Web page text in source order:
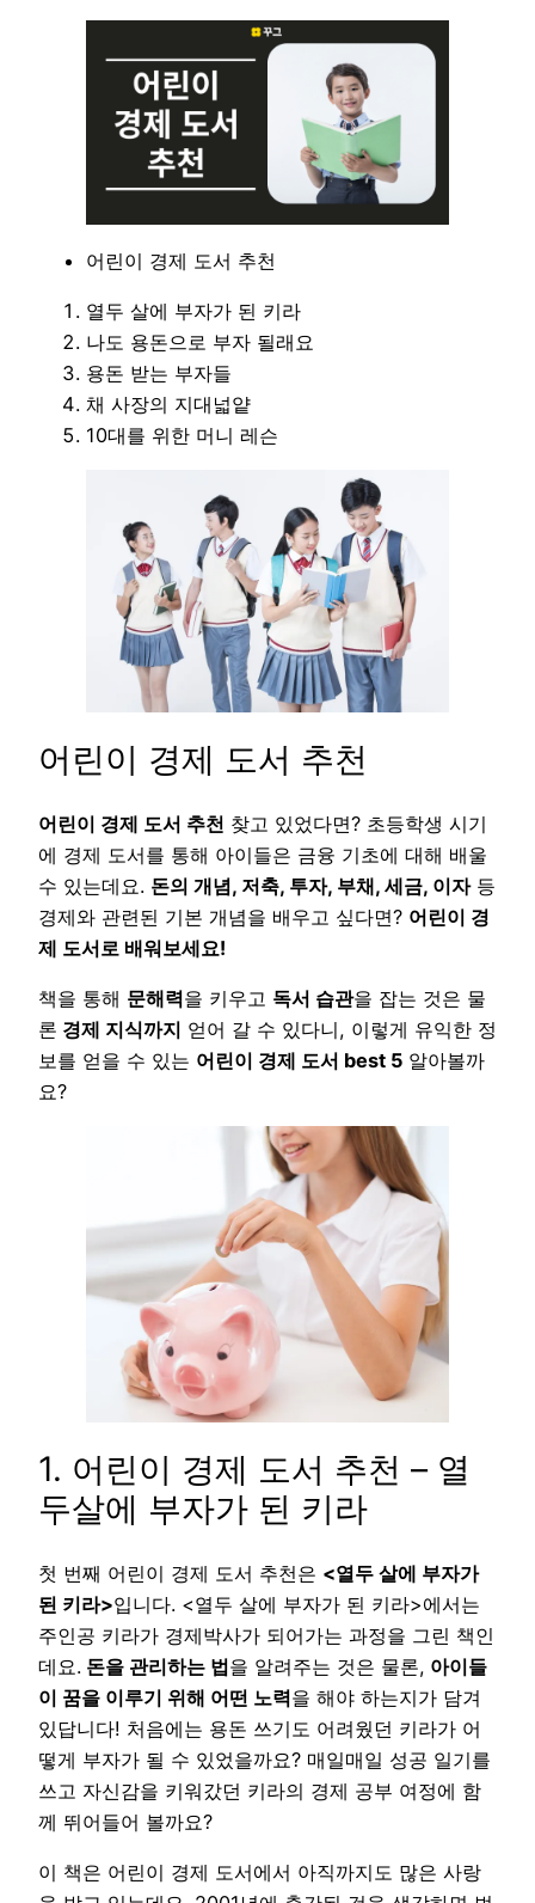
어린이 경제 도서 추천
열두 살에 부자가 된 키라
나도 용돈으로 부자 될래요
용돈 받는 부자들
채 사장의 지대넓얕
10대를 위한 머니 레슨
어린이 경제 도서 추천
어린이 경제 도서 추천 찾고 있었다면? 초등학생 시기
에 경제 도서를 통해 아이들은 금융 기초에 대해 배울
수 있는데요. 돈의 개념, 저축, 투자, 부채, 세금, 이자등
경제와 관련된 기본 개념을 배우고 싶다면? 어린이 경
제 도서로 배워보세요!
책을 통해 문해력을 키우고 독서 습관을 잡는 것은 물
론 경제 지식까지 얻어 갈 수 있다니, 이렇게 유익한 정
보를 얻을 수 있는 어린이 경제 도서 best 5 알아볼까
요?
1. 어린이 경제 도서 추천 – 열
두살에 부자가 된 키라
첫 번째 어린이 경제 도서 추천은 <열두 살에 부자가
된 키라>입니다. <열두 살에 부자가 된 키라>에서는
주인공 키라가 경제박사가 되어가는 과정을 그린 책인
데요. 돈을 관리하는 법을 알려주는 것은 물론, 아이들
이 꿈을 이루기 위해 어떤 노력을 해야 하는지가 담겨
있답니다! 처음에는 용돈 쓰기도 어려웠던 키라가 어
떻게 부자가 될 수 있었을까요? 매일매일 성공 일기를
쓰고 자신감을 키워갔던 키라의 경제 공부 여정에 함
께 뛰어들어 볼까요?
이 책은 어린이 경제 도서에서 아직까지도 많은 사랑